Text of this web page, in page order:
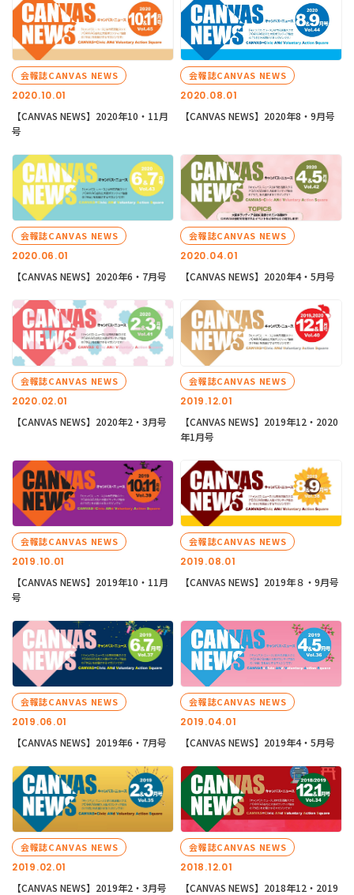
2020.10.01
会報誌CANVAS NEWS
【CANVAS NEWS】2020年10・11月
号
2020.08.01
会報誌CANVAS NEWS
【CANVAS NEWS】2020年8・9月号
2020.06.01
会報誌CANVAS NEWS
【CANVAS NEWS】2020年6・7月号
2020.04.01
会報誌CANVAS NEWS
【CANVAS NEWS】2020年4・5月号
2020.02.01
会報誌CANVAS NEWS
【CANVAS NEWS】2020年2・3月号
2019.12.01
会報誌CANVAS NEWS
【CANVAS NEWS】2019年12・2020
年1月号
2019.10.01
会報誌CANVAS NEWS
【CANVAS NEWS】2019年10・11月
号
2019.08.01
会報誌CANVAS NEWS
【CANVAS NEWS】2019年８・9月号
2019.06.01
会報誌CANVAS NEWS
【CANVAS NEWS】2019年6・7月号
2019.04.01
会報誌CANVAS NEWS
【CANVAS NEWS】2019年4・5月号
2019.02.01
会報誌CANVAS NEWS
【CANVAS NEWS】2019年2・3月号
2018.12.01
会報誌CANVAS NEWS
【CANVAS NEWS】2018年12・2019